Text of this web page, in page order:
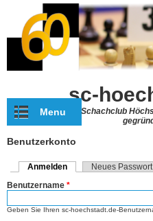
Direkt zum Inhalt
sc-
Schachclub
Menu
Benutzerkonto
Haupt-Reiter
Anmelden (aktiver Reiter)
Neues
Benutzername *
Geben Sie Ihren sc-hoechstadt.de-